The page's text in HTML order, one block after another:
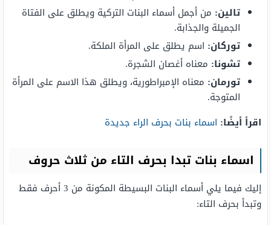
تالين: من أجمل أسماء البنات التركية ويطلق على الفتاة
الجميلة والجذابة.
توركان: اسم يطلق على المرأة الملكة.
تشونا: معناه أغصان الشجرة.
تورمان: معناه الإمبراطورية، ويطلق هذا الاسم على المرأة
المتوجة.
اقرأ أيضًا: اسماء بنات بحرف الراء جديدة
اسماء بنات تبدا بحرف التاء من ثلاث حروف
إليك فيما يلي أسماء البنات البسيطة المكونة من 3 أحرف فقط
وتبدأ بحرف التاء: